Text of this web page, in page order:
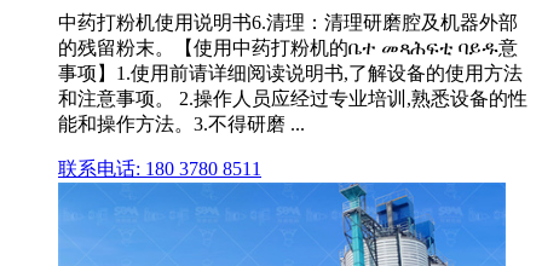
中药打粉机使用说明书6.清理：清理研磨腔及机器外部
的残留粉末。【使用中药打粉机的ቤተ መጻሕፍቲ ባይዱ意
事项】1.使用前请详细阅读说明书,了解设备的使用方法
和注意事项。 2.操作人员应经过专业培训,熟悉设备的性
能和操作方法。3.不得研磨 ...
联系电话: 180 3780 8511